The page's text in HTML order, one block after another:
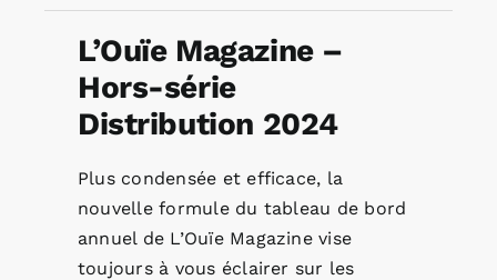
-
Hors-
série
Distribution
2024
-
ebook
L’Ouïe Magazine –
Hors-série
Distribution 2024
Plus condensée et efficace, la
nouvelle formule du tableau de bord
annuel de L’Ouïe Magazine vise
toujours à vous éclairer sur les